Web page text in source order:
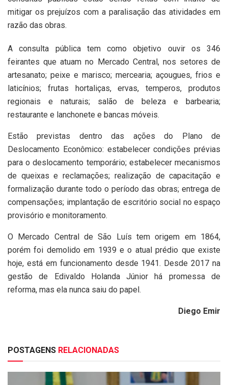
mitigar os prejuízos com a paralisação das atividades em
razão das obras.
A consulta pública tem como objetivo ouvir os 346
feirantes que atuam no Mercado Central, nos setores de
artesanato; peixe e marisco; mercearia; açougues, frios e
laticínios; frutas hortaliças, ervas, temperos, produtos
regionais e naturais; salão de beleza e barbearia;
restaurante e lanchonete e bancas móveis.
Estão previstas dentro das ações do Plano de
Deslocamento Econômico: estabelecer condições prévias
para o deslocamento temporário; estabelecer mecanismos
de queixas e reclamações; realização de capacitação e
formalização durante todo o período das obras; entrega de
compensações; implantação de escritório social no espaço
provisório e monitoramento.
O Mercado Central de São Luís tem origem em 1864,
porém foi demolido em 1939 e o atual prédio que existe
hoje, está em funcionamento desde 1941. Desde 2017 na
gestão de Edivaldo Holanda Júnior há promessa de
reforma, mas ela nunca saiu do papel.
Diego Emir
POSTAGENS RELACIONADAS